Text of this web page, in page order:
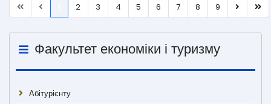
2 3 4 5 6 7 8 9
Факультет економіки і туризму
Абітурієнту